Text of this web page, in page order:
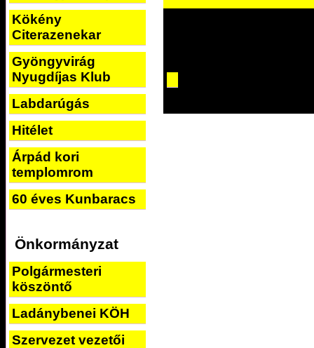
Kökény
Citerazenekar
Gyöngyvirág
Nyugdíjas Klub
Labdarúgás
Hitélet
Árpád kori
templomrom
60 éves Kunbaracs
Önkormányzat
Polgármesteri
köszöntő
Ladánybenei KÖH
Szervezet vezetői